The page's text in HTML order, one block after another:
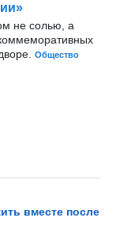
не солью, а
Общество
вместе после